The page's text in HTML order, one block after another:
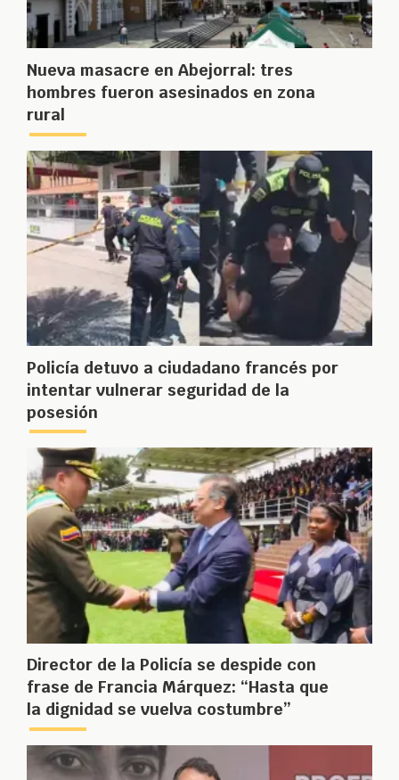
Nueva masacre en Abejorral: tres
hombres fueron asesinados en zona
rural
Policía detuvo a ciudadano francés por
intentar vulnerar seguridad de la
posesión
Director de la Policía se despide con
frase de Francia Márquez: “Hasta que
la dignidad se vuelva costumbre”